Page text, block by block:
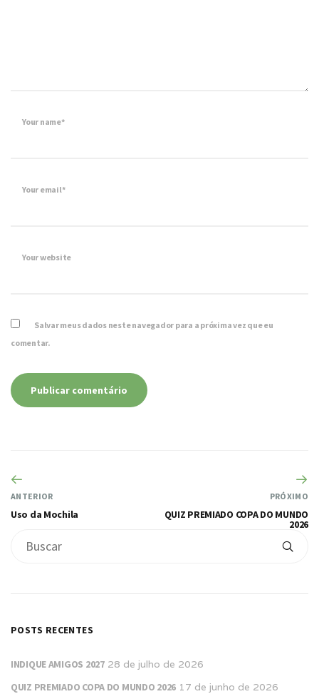
Your name*
Your email*
Your website
Salvar meus dados neste navegador para a próxima vez que eu
comentar.
ANTERIOR
Uso da Mochila
PRÓXIMO
QUIZ PREMIADO COPA DO MUNDO
2026
POSTS RECENTES
INDIQUE AMIGOS 2027 28 de julho de 2026
QUIZ PREMIADO COPA DO MUNDO 2026 17 de junho de 2026